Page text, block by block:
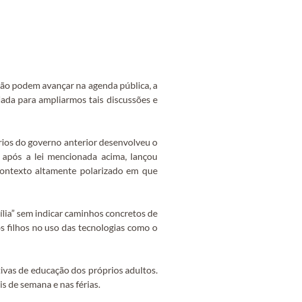
podem avançar na agenda pública, a
para ampliarmos tais discussões e
do governo anterior desenvolveu o
a lei mencionada acima, lançou
altamente polarizado em que
sem indicar caminhos concretos de
filhos no uso das tecnologias como o
de educação dos próprios adultos.
de semana e nas férias.